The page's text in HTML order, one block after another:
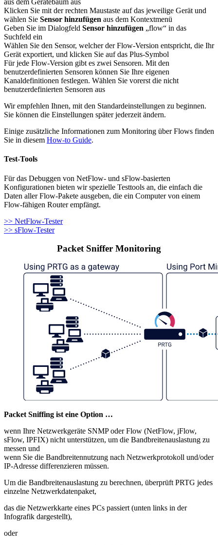
aus dem Gerätebaum aus
Klicken Sie mit der rechten Maustaste auf das jeweilige Gerät und
wählen Sie Sensor hinzufügen aus dem Kontextmenü
Geben Sie im Dialogfeld Sensor hinzufügen „flow“ in das
Suchfeld ein
Wählen Sie den Sensor, welcher der Flow-Version entspricht, die Ihr
Gerät exportiert, und klicken Sie auf das Plus-Symbol
Für jede Flow-Version gibt es zwei Sensoren. Mit den
benutzerdefinierten Sensoren können Sie Ihre eigenen
Kanaldefinitionen festlegen. Wählen Sie vorerst die nicht
benutzerdefinierten Sensoren aus
Wir empfehlen Ihnen, mit den Standardeinstellungen zu beginnen.
Sie können die Einstellungen später jederzeit ändern.
Einige zusätzliche Informationen zum Monitoring über Flows finden
Sie in diesem How-to Guide.
Test-Tools
Für das Debuggen von NetFlow- und sFlow-basierten
Konfigurationen bieten wir spezielle Testtools an, die einfach die
Daten aller Flow-Pakete ausgeben, die ein Computer von einem
Flow-fähigen Router empfängt.
>> NetFlow-Tester
>> sFlow-Tester
Packet Sniffer Monitoring
Packet Sniffing ist eine Option …
wenn Ihre Netzwerkgeräte SNMP oder Flow (NetFlow, jFlow,
sFlow, IPFIX) nicht unterstützen, um die Bandbreitenauslastung zu
messen und
wenn Sie die Bandbreitennutzung nach Netzwerkprotokoll und/oder
IP-Adresse differenzieren müssen.
Um die Bandbreitenauslastung zu berechnen, überprüft PRTG jedes
einzelne Netzwerkdatenpaket,
das die Netzwerkkarte eines PCs passiert (unten links in der
Infografik dargestellt),
oder